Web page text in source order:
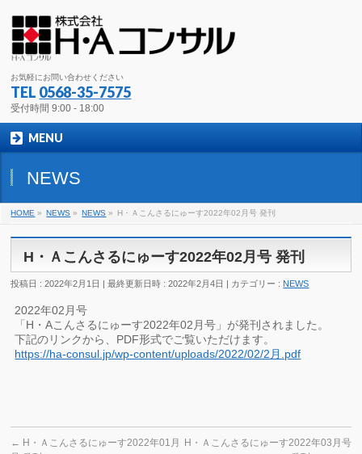
お気軽にお問い合わせください
TEL 0568-35-7575
受付時間 9:00 - 18:00
MENU
NEWS
HOME » NEWS » NEWS » H・Ａこんさるにゅーす2022年02月号 発刊
H・Ａこんさるにゅーす2022年02月号 発刊
投稿日 : 2022年2月1日 最終更新日時 : 2022年2月4日 カテゴリー : NEWS
2022年02月号
「H・Aこんさるにゅーす2022年02月号」が発刊されました。
下記のリンクから、PDF形式でご覧いただけます。
https://ha-consul.jp/wp-content/uploads/2022/02/2月.pdf
← H・Ａこんさるにゅーす2022年01月
H・Ａこんさるにゅーす2022年03月号